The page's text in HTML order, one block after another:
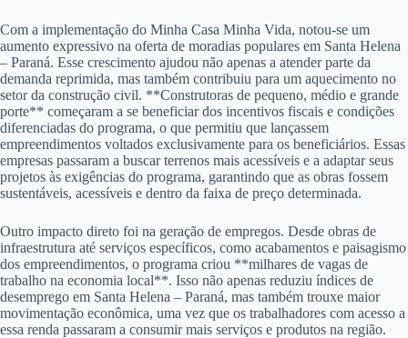
Com a implementação do Minha Casa Minha Vida, notou-se um
aumento expressivo na oferta de moradias populares em Santa Helena
– Paraná. Esse crescimento ajudou não apenas a atender parte da
demanda reprimida, mas também contribuiu para um aquecimento no
setor da construção civil. **Construtoras de pequeno, médio e grande
porte** começaram a se beneficiar dos incentivos fiscais e condições
diferenciadas do programa, o que permitiu que lançassem
empreendimentos voltados exclusivamente para os beneficiários. Essas
empresas passaram a buscar terrenos mais acessíveis e a adaptar seus
projetos às exigências do programa, garantindo que as obras fossem
sustentáveis, acessíveis e dentro da faixa de preço determinada.
Outro impacto direto foi na geração de empregos. Desde obras de
infraestrutura até serviços específicos, como acabamentos e paisagismo
dos empreendimentos, o programa criou **milhares de vagas de
trabalho na economia local**. Isso não apenas reduziu índices de
desemprego em Santa Helena – Paraná, mas também trouxe maior
movimentação econômica, uma vez que os trabalhadores com acesso a
essa renda passaram a consumir mais serviços e produtos na região.